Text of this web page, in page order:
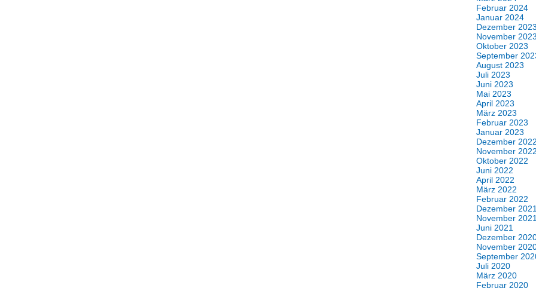
Februar 2024
Januar 2024
Dezember 2023
November 2023
Oktober 2023
September
August 2023
Juli 2023
Juni 2023
Mai 2023
April 2023
März 2023
Februar 2023
Januar 2023
Dezember 2022
November 2022
Oktober 2022
Juni 2022
April 2022
März 2022
Februar 2022
Dezember 2021
November 2021
Juni 2021
Dezember
November
September
Juli 2020
März 2020
Februar 2020